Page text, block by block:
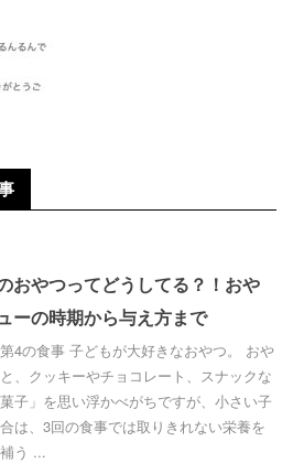
おやつってどうしてる？！おや
ーの時期から与え方まで
4の食事 子どもが大好きなおやつ。 おや
、クッキーやチョコレート、スナックな
子」を思い浮かべがちですが、小さい子
は、3回の食事では取りきれない栄養を
う ...